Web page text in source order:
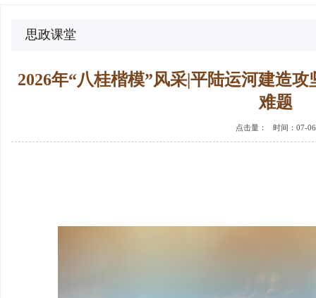
思政课堂
2026年“八桂楷模”风采|平陆运河建造
难题
点击量： 时间：07-06